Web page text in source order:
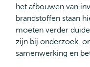
het afbouwen van
brandstoffen staan
moeten verder
zijn bij onderzoek,
samenwerking en